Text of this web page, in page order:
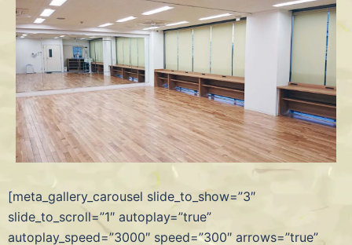
[meta_gallery_carousel slide_to_show=”3″
slide_to_scroll=”1″ autoplay=”true”
autoplay_speed=”3000″ speed=”300″ arrows=”true”